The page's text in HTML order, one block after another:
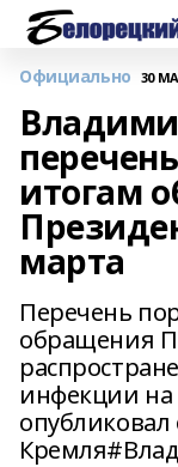
Официально 30
итогам
марта
Перечень
обращения
инфекции